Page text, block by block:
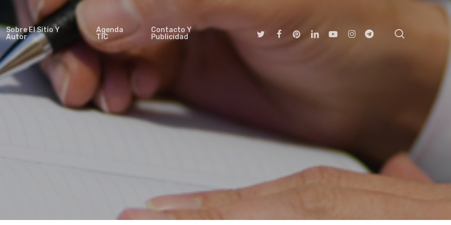
Sobre El Sitio Y
Autor
Agenda
TIC
Contacto Y
Publicidad
TwitterFacebookPinterestLinkedinYoutubeInstagramTelegram